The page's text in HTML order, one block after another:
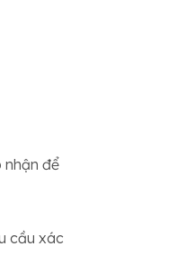
nhận để
cầu xác